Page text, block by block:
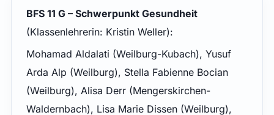
BFS 11 G – Schwerpunkt Gesundheit
(Klassenlehrerin: Kristin Weller):
Mohamad Aldalati (Weilburg-Kubach), Yusuf
Arda Alp (Weilburg), Stella Fabienne Bocian
(Weilburg), Alisa Derr (Mengerskirchen-
Waldernbach), Lisa Marie Dissen (Weilburg),